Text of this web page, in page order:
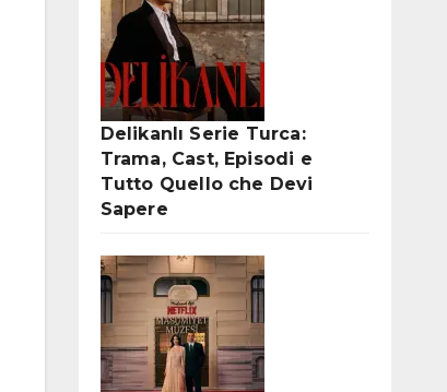
Delikanlı Serie Turca:
Trama, Cast, Episodi e
Tutto Quello che Devi
Sapere